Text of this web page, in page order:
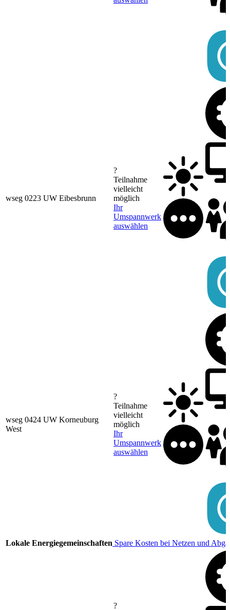
wseg 0223 UW Eibesbrunn
?
Teilnahme
vielleicht
möglich
Ihr
Umspannwerk
auswählen
wseg 0424 UW Korneuburg
West
?
Teilnahme
vielleicht
möglich
Ihr
Umspannwerk
auswählen
Lokale Energiegemeinschaften Spare Kosten bei Netzen und
?